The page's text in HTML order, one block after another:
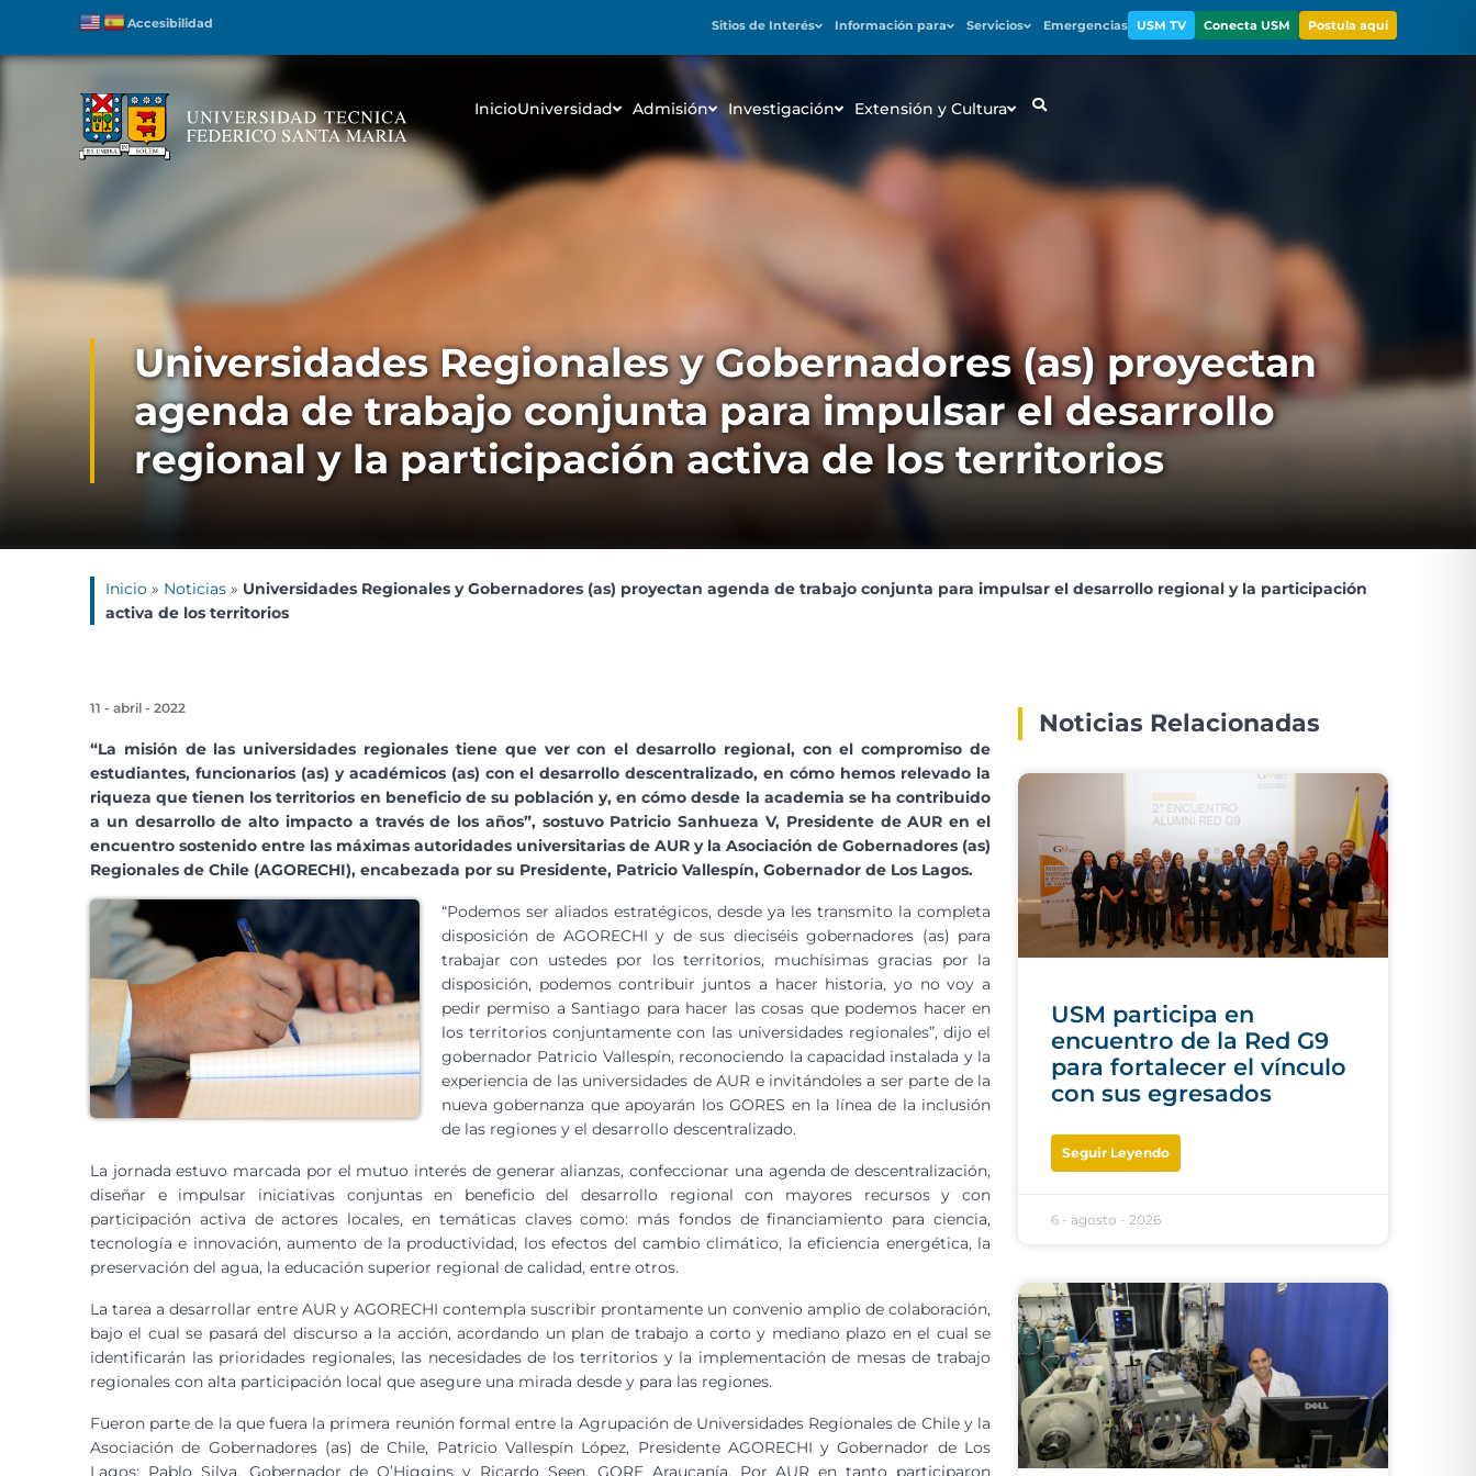
Accesibilidad Sitios de Interés Información para Servicios Emergencias USM TV Conecta USM Postula aquí
InicioUniversidad Admisión Investigación Extensión y Cultura
Universidades Regionales y Gobernadores (as) proyectan
agenda de trabajo conjunta para impulsar el desarrollo
regional y la participación activa de los territorios
Inicio » Noticias » Universidades Regionales y Gobernadores (as) proyectan agenda de trabajo conjunta para impulsar el desarrollo regional y la participación
activa de los territorios
11 - abril - 2022
“La misión de las universidades regionales tiene que ver con el desarrollo regional, con el compromiso de
estudiantes, funcionarios (as) y académicos (as) con el desarrollo descentralizado, en cómo hemos relevado la
riqueza que tienen los territorios en beneficio de su población y, en cómo desde la academia se ha contribuido
a un desarrollo de alto impacto a través de los años”, sostuvo Patricio Sanhueza V, Presidente de AUR en el
encuentro sostenido entre las máximas autoridades universitarias de AUR y la Asociación de Gobernadores (as)
Regionales de Chile (AGORECHI), encabezada por su Presidente, Patricio Vallespín, Gobernador de Los Lagos.
“Podemos ser aliados estratégicos, desde ya les transmito la completa
disposición de AGORECHI y de sus dieciséis gobernadores (as) para
trabajar con ustedes por los territorios, muchísimas gracias por la
disposición, podemos contribuir juntos a hacer historia, yo no voy a
pedir permiso a Santiago para hacer las cosas que podemos hacer en
los territorios conjuntamente con las universidades regionales”, dijo el
gobernador Patricio Vallespín, reconociendo la capacidad instalada y la
experiencia de las universidades de AUR e invitándoles a ser parte de la
nueva gobernanza que apoyarán los GORES en la línea de la inclusión
de las regiones y el desarrollo descentralizado.
La jornada estuvo marcada por el mutuo interés de generar alianzas, confeccionar una agenda de descentralización,
diseñar e impulsar iniciativas conjuntas en beneficio del desarrollo regional con mayores recursos y con
participación activa de actores locales, en temáticas claves como: más fondos de financiamiento para ciencia,
tecnología e innovación, aumento de la productividad, los efectos del cambio climático, la eficiencia energética, la
preservación del agua, la educación superior regional de calidad, entre otros.
La tarea a desarrollar entre AUR y AGORECHI contempla suscribir prontamente un convenio amplio de colaboración,
bajo el cual se pasará del discurso a la acción, acordando un plan de trabajo a corto y mediano plazo en el cual se
identificarán las prioridades regionales, las necesidades de los territorios y la implementación de mesas de trabajo
regionales con alta participación local que asegure una mirada desde y para las regiones.
Fueron parte de la que fuera la primera reunión formal entre la Agrupación de Universidades Regionales de Chile y la
Asociación de Gobernadores (as) de Chile, Patricio Vallespín López, Presidente AGORECHI y Gobernador de Los
Lagos; Pablo Silva, Gobernador de O’Higgins y Ricardo Seen, GORE Araucanía. Por AUR en tanto participaron
Noticias Relacionadas
USM participa en
encuentro de la Red G9
para fortalecer el vínculo
con sus egresados
Seguir Leyendo
6 - agosto - 2026